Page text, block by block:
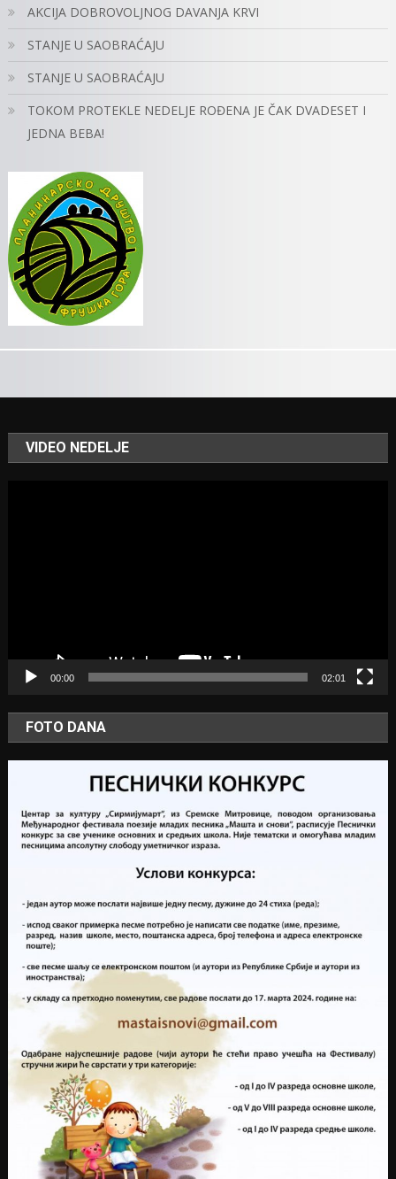
AKCIJA DOBROVOLJNOG DAVANJA KRVI
STANJE U SAOBRAĆAJU
STANJE U SAOBRAĆAJU
TOKOM PROTEKLE NEDELJE ROĐENA JE ČAK DVADESET I
JEDNA BEBA!
VIDEO NEDELJE
00:00 02:01
FOTO DANA